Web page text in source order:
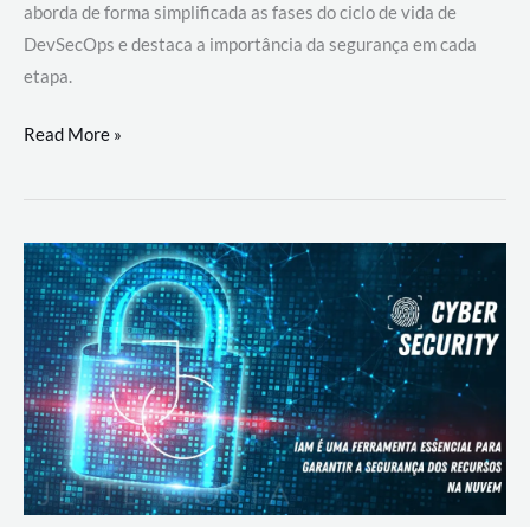
aborda de forma simplificada as fases do ciclo de vida de
DevSecOps e destaca a importância da segurança em cada
etapa.
DevSecOps
Prática:
Desenvolvimento,
Segurança
e
Operações
Read More »